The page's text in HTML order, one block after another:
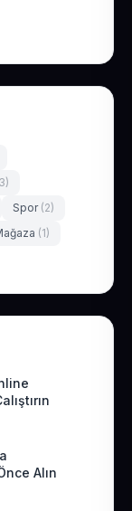
Spor (2)
(1)
Alın